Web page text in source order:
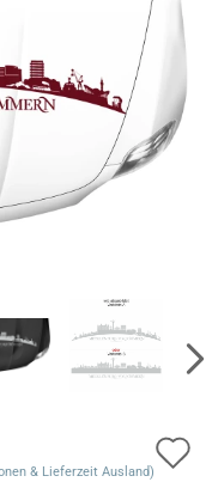
& Lieferzeit Ausland)